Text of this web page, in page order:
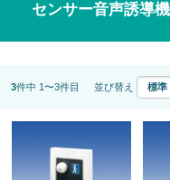
センサー音声誘導機
3件中 1〜3件目 並び替え